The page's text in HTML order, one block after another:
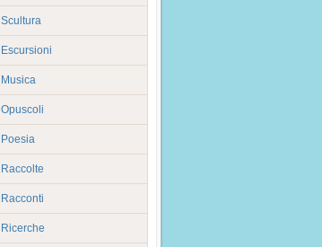
Scultura
Escursioni
Musica
Opuscoli
Poesia
Raccolte
Racconti
Ricerche